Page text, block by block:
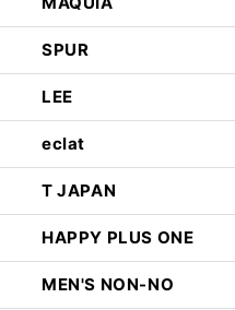
SPUR
LEE
eclat
T JAPAN
HAPPY PLUS ONE
MEN'S NON-NO